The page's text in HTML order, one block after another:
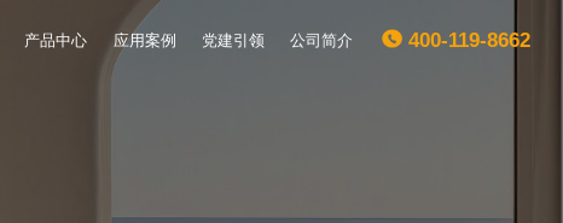
400-119-8662
产品中心 应用案例 党建引领 公司简介